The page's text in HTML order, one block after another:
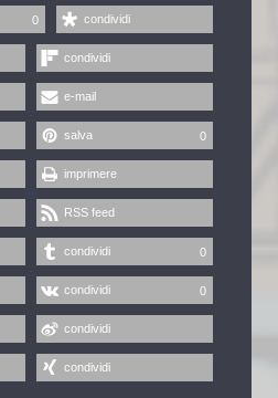
0 condividi
condividi
e-mail
salva 0
imprimere
RSS feed
condividi 0
condividi 0
condividi
condividi